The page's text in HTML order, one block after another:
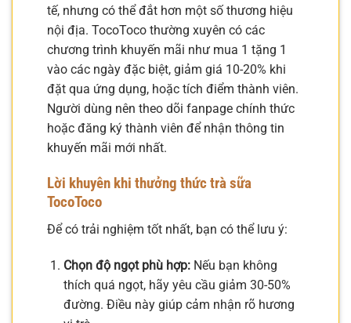
tế, nhưng có thể đắt hơn một số thương hiệu
nội địa. TocoToco thường xuyên có các
chương trình khuyến mãi như mua 1 tặng 1
vào các ngày đặc biệt, giảm giá 10-20% khi
đặt qua ứng dụng, hoặc tích điểm thành viên.
Người dùng nên theo dõi fanpage chính thức
hoặc đăng ký thành viên để nhận thông tin
khuyến mãi mới nhất.
Lời khuyên khi thưởng thức trà sữa
TocoToco
Để có trải nghiệm tốt nhất, bạn có thể lưu ý:
Chọn độ ngọt phù hợp:Nếu bạn không
thích quá ngọt, hãy yêu cầu giảm 30-50%
đường. Điều này giúp cảm nhận rõ hương